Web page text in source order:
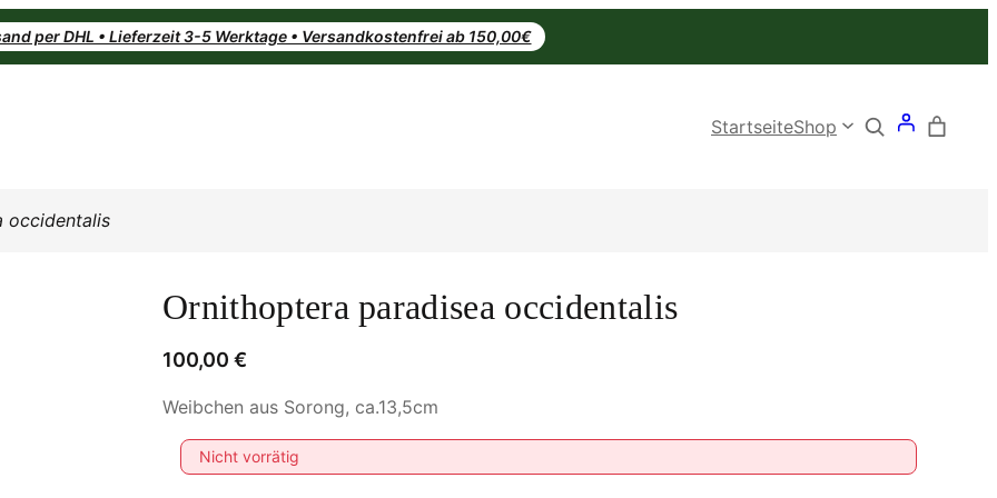
per DHL • Lieferzeit 3-5 Werktage • Versandkostenfrei ab 150,00€
StartseiteShop Search
occidentalis
Ornithoptera paradisea occidentalis
100,00 €
Weibchen aus Sorong, ca.13,5cm
Nicht vorrätig